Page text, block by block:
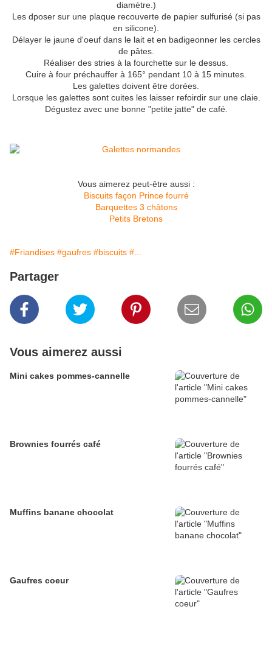
diamètre.)
Les dposer sur une plaque recouverte de papier sulfurisé (si pas
en silicone).
Délayer le jaune d'oeuf dans le lait et en badigeonner les cercles
de pâtes.
Réaliser des stries à la fourchette sur le dessus.
Cuire à four préchauffer à 165° pendant 10 à 15 minutes.
Les galettes doivent être dorées.
Lorsque les galettes sont cuites les laisser refoirdir sur une claie.
Dégustez avec une bonne "petite jatte" de café.
Vous aimerez peut-être aussi :
Biscuits façon Prince fourré
Barquettes 3 châtons
Petits Bretons
#Friandises #gaufres #biscuits #...
Partager
Vous aimerez aussi
Mini cakes pommes-cannelle
Brownies fourrés café
Muffins banane chocolat
Gaufres coeur